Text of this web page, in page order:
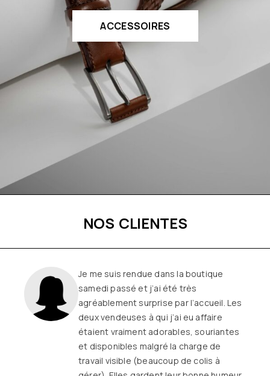
ACCESSOIRES
NOS CLIENTES
Une boutique familiale, à l’écoute et
remplie de joie de vivre
Les
vêtements sont de qualité, tendances
et originaux pour différentes
morphologies
et ça fait très
longtemps que j’y vais (depuis le début
ou quasiment) J’adore y faire un tour et